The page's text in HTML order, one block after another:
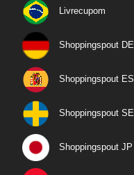
Livrecupom
Shoppingspout DE
Shoppingspout ES
Shoppingspout SE
Shoppingspout JP